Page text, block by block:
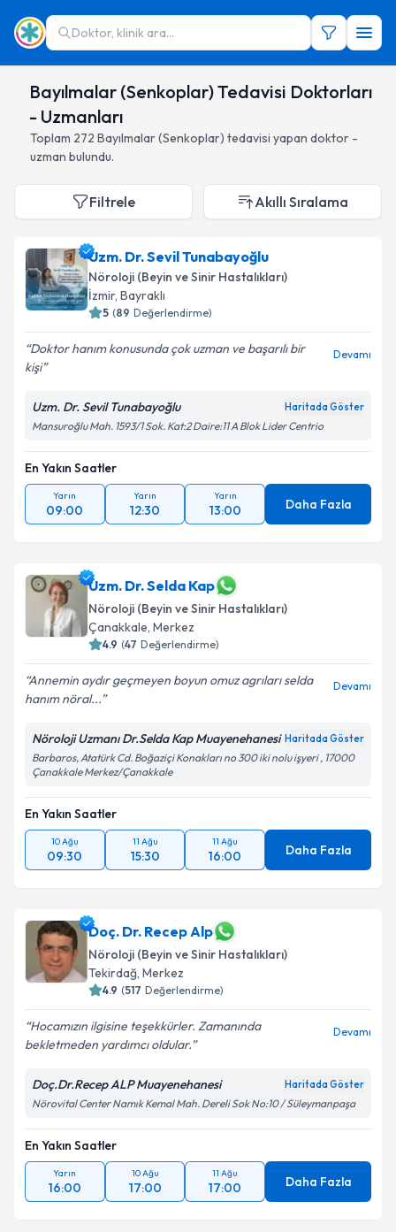
Doktor, klinik ara...
Bayılmalar (Senkoplar) Tedavisi Doktorları
- Uzmanları
Toplam 272 Bayılmalar (Senkoplar) tedavisi yapan doktor -
uzman bulundu.
Filtrele Akıllı Sıralama
Uzm. Dr. Sevil Tunabayoğlu
Nöroloji (Beyin ve Sinir Hastalıkları)
İzmir, Bayraklı
5 (89 Değerlendirme)
Doktor hanım konusunda çok uzman ve başarılı bir
kişi
Devamı
Uzm. Dr. Sevil Tunabayoğlu Haritada Göster
Mansuroğlu Mah. 1593/1 Sok. Kat:2 Daire:11 A Blok Lider Centrio
En Yakın Saatler
Yarın
09:00
Yarın
12:30
Yarın
13:00 Daha Fazla
Uzm. Dr. Selda Kap
Nöroloji (Beyin ve Sinir Hastalıkları)
Çanakkale, Merkez
4.9 (47 Değerlendirme)
Annemin aydır geçmeyen boyun omuz agrıları selda
hanım nöral...
Devamı
Nöroloji Uzmanı Dr.Selda Kap Muayenehanesi Haritada Göster
Barbaros, Atatürk Cd. Boğaziçi Konakları no 300 iki nolu işyeri , 17000
Çanakkale Merkez/Çanakkale
En Yakın Saatler
10 Ağu
09:30
11 Ağu
15:30
11 Ağu
16:00 Daha Fazla
Doç. Dr. Recep Alp
Nöroloji (Beyin ve Sinir Hastalıkları)
Tekirdağ, Merkez
4.9 (517 Değerlendirme)
Hocamızın ilgisine teşekkürler. Zamanında
bekletmeden yardımcı oldular.
Devamı
Doç.Dr.Recep ALP Muayenehanesi Haritada Göster
Nörovital Center Namık Kemal Mah. Dereli Sok No:10 / Süleymanpaşa
En Yakın Saatler
Yarın
16:00
10 Ağu
17:00
11 Ağu
17:00 Daha Fazla